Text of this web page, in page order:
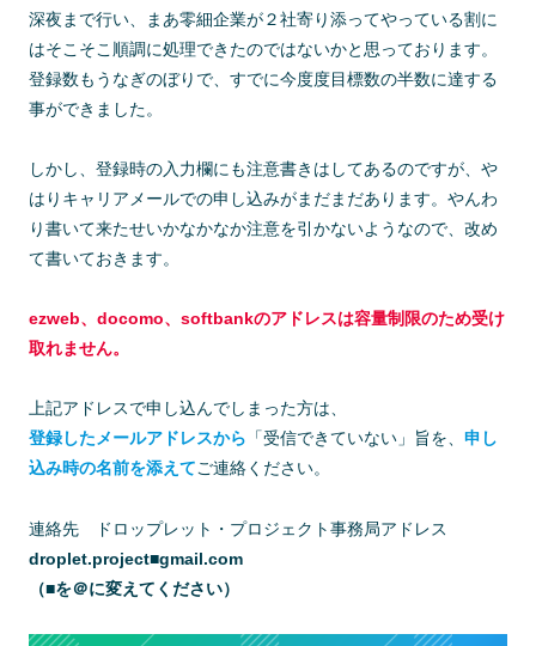
深夜まで行い、まあ零細企業が２社寄り添ってやっている割に
はそこそこ順調に処理できたのではないかと思っております。
登録数もうなぎのぼりで、すでに今度度目標数の半数に達する
事ができました。
しかし、登録時の入力欄にも注意書きはしてあるのですが、や
はりキャリアメールでの申し込みがまだまだあります。やんわ
り書いて来たせいかなかなか注意を引かないようなので、改め
て書いておきます。
ezweb、docomo、softbankのアドレスは容量制限のため受け
取れません。
上記アドレスで申し込んでしまった方は、
登録したメールアドレスから 「受信できていない」旨を、 申し
込み時の名前を添えてご連絡ください。
連絡先 ドロップレット・プロジェクト事務局アドレス
droplet.project■gmail.com
（■を＠に変えてください）